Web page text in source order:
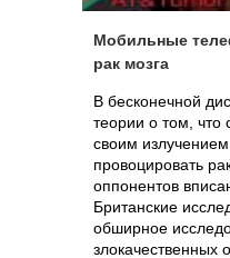
Мобильные
рак мозга
В бесконечной
теории о том,
своим
провоцировать
оппонентов
Британские
обширное
злокачественных